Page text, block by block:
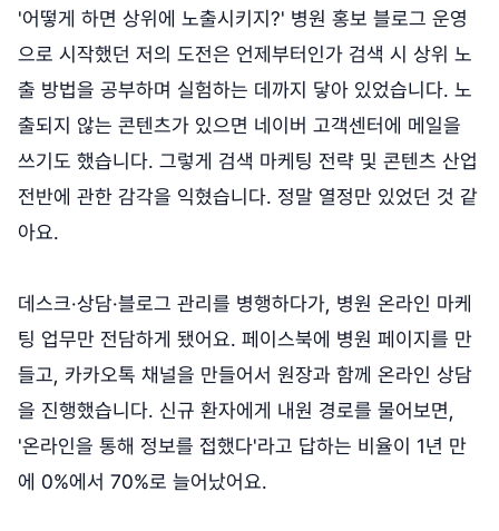
'어떻게 하면 상위에 노출시키지?' 병원 홍보 블로그 운영
으로 시작했던 저의 도전은 언제부터인가 검색 시 상위 노
출 방법을 공부하며 실험하는 데까지 닿아 있었습니다. 노
출되지 않는 콘텐츠가 있으면 네이버 고객센터에 메일을
쓰기도 했습니다. 그렇게 검색 마케팅 전략 및 콘텐츠 산업
전반에 관한 감각을 익혔습니다. 정말 열정만 있었던 것 같
아요.
데스크·상담·블로그 관리를 병행하다가, 병원 온라인 마케
팅 업무만 전담하게 됐어요. 페이스북에 병원 페이지를 만
들고, 카카오톡 채널을 만들어서 원장과 함께 온라인 상담
을 진행했습니다. 신규 환자에게 내원 경로를 물어보면,
'온라인을 통해 정보를 접했다'라고 답하는 비율이 1년 만
에 0%에서 70%로 늘어났어요.